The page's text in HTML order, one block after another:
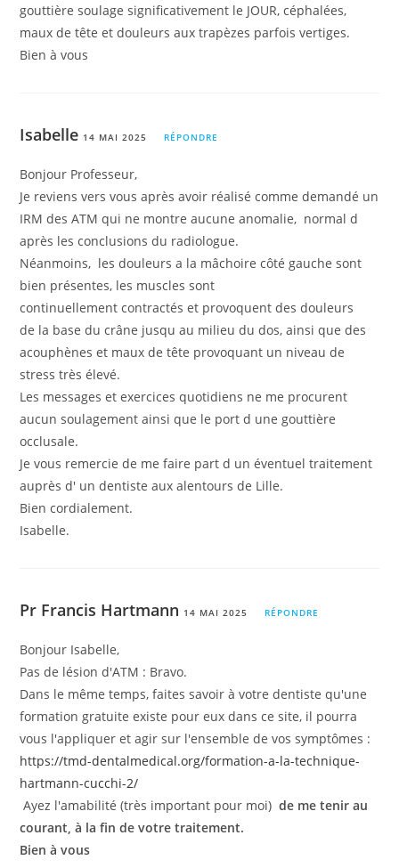
gouttière soulage significativement le JOUR, céphalées,
maux de tête et douleurs aux trapèzes parfois vertiges.
Bien à vous
Isabelle 14 MAI 2025 RÉPONDRE
Bonjour Professeur,
Je reviens vers vous après avoir réalisé comme demandé un
IRM des ATM qui ne montre aucune anomalie, normal d
après les conclusions du radiologue.
Néanmoins, les douleurs a la mâchoire côté gauche sont
bien présentes, les muscles sont
continuellement contractés et provoquent des douleurs
de la base du crâne jusqu au milieu du dos, ainsi que des
acouphènes et maux de tête provoquant un niveau de
stress très élevé.
Les messages et exercices quotidiens ne me procurent
aucun soulagement ainsi que le port d une gouttière
occlusale.
Je vous remercie de me faire part d un éventuel traitement
auprès d' un dentiste aux alentours de Lille.
Bien cordialement.
Isabelle.
Pr Francis Hartmann 14 MAI 2025 RÉPONDRE
Bonjour Isabelle,
Pas de lésion d'ATM : Bravo.
Dans le même temps, faites savoir à votre dentiste qu'une
formation gratuite existe pour eux dans ce site, il pourra
vous l'appliquer et agir sur l'ensemble de vos symptômes :
https://tmd-dentalmedical.org/formation-a-la-technique-
hartmann-cucchi-2/
Ayez l'amabilité (très important pour moi)de me tenir au
courant, à la fin de votre traitement.
Bien à vous